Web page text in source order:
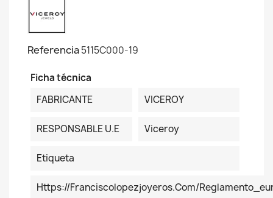
Referencia5115C000-19
Ficha técnica
FABRICANTE
VICEROY
RESPONSABLE U.E Viceroy
Etiqueta
Https://franciscolopezjoyeros.com/